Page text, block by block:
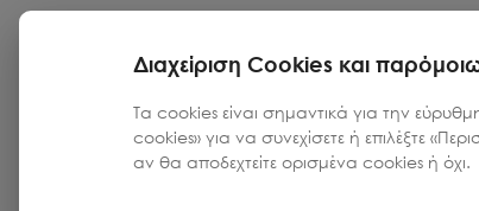
Διαχείριση Cookies και
Τα cookies είναι σημαντικά για την
cookies» για να συνεχίσετε ή επιλέξτε
αν θα αποδεχτείτε ορισμένα cookies ή όχι.